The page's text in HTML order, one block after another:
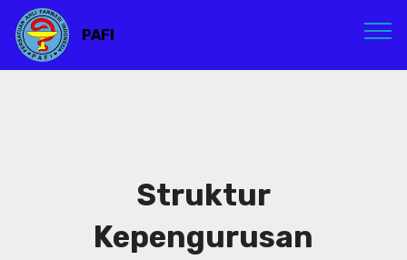
PAFI
Struktur
Kepengurusan